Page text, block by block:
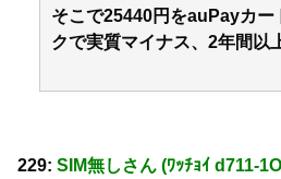
そこで25440円をauPayカー
クで実質マイナス、2年間以
229: SIM無しさん (ﾜｯﾁｮｲ d711-